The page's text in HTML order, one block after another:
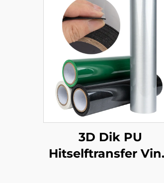
3D Dik PU
Hitselftransfer